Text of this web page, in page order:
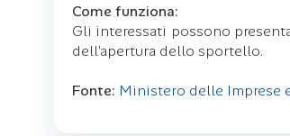
Come funziona:
Gli interessati possono
dell’apertura dello sportello.
Fonte: Ministero delle Imprese